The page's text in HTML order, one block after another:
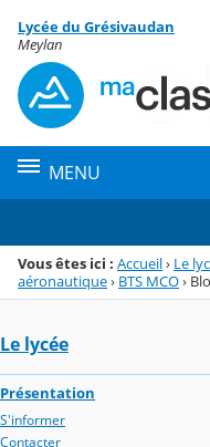
Menu de la rubrique
Contenu
Lycée du Grésivaudan
Meylan
MENU
Vous êtes ici : Accueil› Le
aéronautique› BTS MCO›
Le lycée
Présentation
S'informer
Contacter